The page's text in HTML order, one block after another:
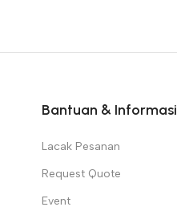
Bantuan & Informasi
Lacak Pesanan
Request Quote
Event